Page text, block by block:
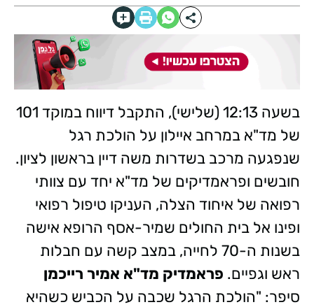
בשעה 12:13 (שלישי), התקבל דיווח במוקד 101
של מד"א במרחב איילון על הולכת רגל
שנפגעה מרכב בשדרות משה דיין בראשון לציון.
חובשים ופראמדיקים של מד"א יחד עם צוותי
רפואה של איחוד הצלה, העניקו טיפול רפואי
ופינו אל בית החולים שמיר-אסף הרופא אישה
בשנות ה-70 לחייה, במצב קשה עם חבלות
ראש וגפיים. פראמדיק מד"א אמיר רייכמן
סיפר: "הולכת הרגל שכבה על הכביש כשהיא